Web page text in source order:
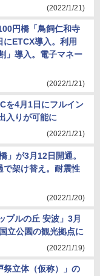
(2022/1/21)
円橋「鳥飼仁和寺
ETCX導入。利用
」導入。電子マネー
(2022/1/21)
を4月1日にフルイン
入りが可能に
(2022/1/21)
」が3月12日開通。
で架け替え。耐震性
(2022/1/20)
プルの丘 安波」3月
立公園の観光拠点に
(2022/1/19)
祭立体（仮称）」の